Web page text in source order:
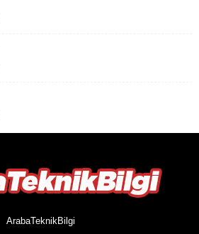
ArabaTeknikBilgi